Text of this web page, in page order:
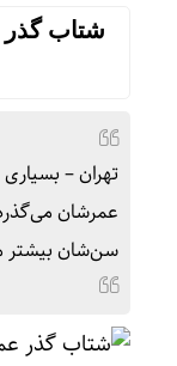
شتاب گذر
تهران –
عمرشان
سن‌شان بیشتر